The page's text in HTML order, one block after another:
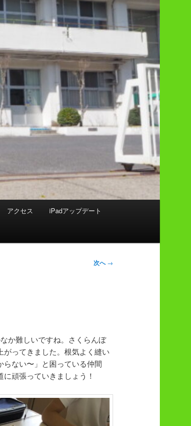
アクセス iPadアップデート
次へ→
か難しいですね。さくらんぼ
ってきました。根気よく縫い
ない〜」と困っている仲間
頑張っていきましょう！